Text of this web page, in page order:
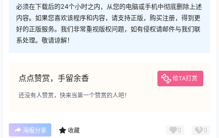
必须在下载后的24个小时之内，从您的电脑或手机中彻底删除上述
内容。如果您喜欢该程序和内容，请支持正版，购买注册，得到更
好的正版服务。我们非常重视版权问题，如有侵权请邮件与我们联
系处理。敬请谅解！
点点赞赏，手留余香 给TA打赏
还没有人赞赏，快来当第一个赞赏的人吧！
海报分享 收藏 0 0